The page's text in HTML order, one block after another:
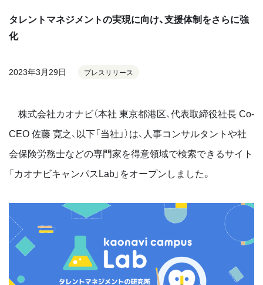
タレントマネジメントの実現に向け、支援体制をさらに強
化
2023年3月29日 プレスリリース
株式会社カオナビ（本社 東京都港区、代表取締役社長 Co-
CEO 佐藤 寛之、以下「当社」）は、人事コンサルタントや社
会保険労務士などの専門家を得意領域で検索できるサイト
「カオナビキャンパスLab」をオープンしました。